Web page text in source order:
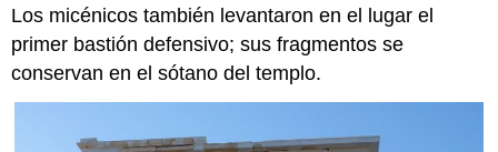
Los micénicos también levantaron en el lugar el
primer bastión defensivo; sus fragmentos se
conservan en el sótano del templo.